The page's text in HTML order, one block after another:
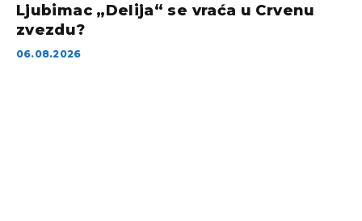
Ljubimac „Delija“ se vraća u Crvenu
zvezdu?
06.08.2026